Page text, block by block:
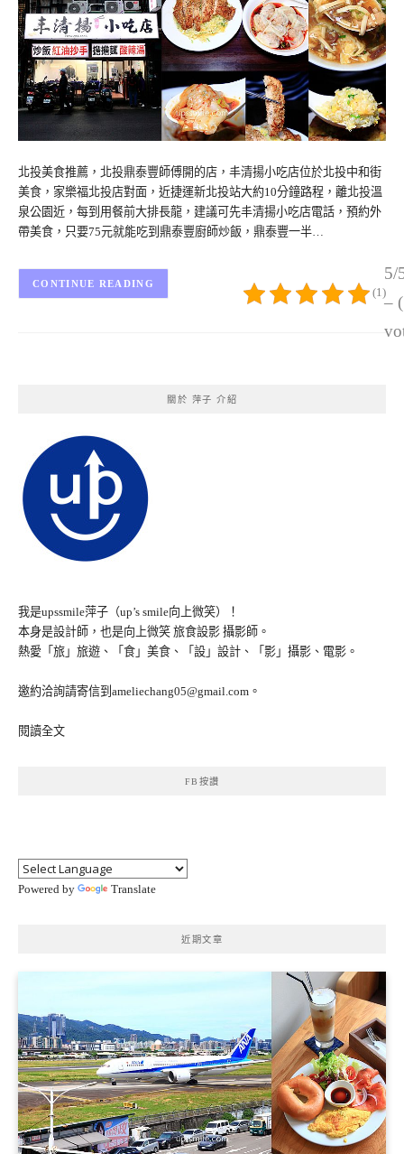
北投美食推薦，北投鼎泰豐師傅開的店，丰清揚小吃店位於北投中和街
美食，家樂福北投店對面，近捷運新北投站大約10分鐘路程，離北投溫
泉公園近，每到用餐前大排長龍，建議可先丰清揚小吃店電話，預約外
帶美食，只要75元就能吃到鼎泰豐廚師炒飯，鼎泰豐一半…
5/
–
(1)
CONTINUE READING
關於 萍子 介紹
我是upssmile萍子（up’s smile向上微笑）！
本身是設計師，也是向上微笑 旅食設影 攝影師。
熱愛「旅」旅遊、「食」美食、「設」設計、「影」攝影、電影。
邀約洽詢請寄信到ameliechang05@gmail.com。
閱讀全文
FB按讚
Powered by Translate
近期文章